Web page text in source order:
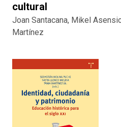
cultural
Joan Santacana, Mikel
Martínez